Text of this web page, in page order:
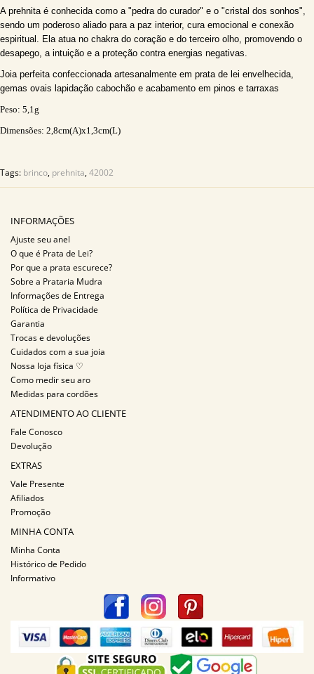
A prehnita é conhecida como a "pedra do curador" e o "cristal dos sonhos",
sendo um poderoso aliado para a paz interior, cura emocional e conexão
espiritual. Ela atua no chakra do coração e do terceiro olho, promovendo o
desapego, a intuição e a proteção contra energias negativas.
Joia perfeita confeccionada artesanalmente em prata de lei envelhecida,
gemas ovais lapidação cabochão e acabamento em pinos e tarraxas
Peso: 5,1g
Dimensões: 2,8cm(A)x1,3cm(L)
Tags: brinco, prehnita,42002
INFORMAÇÕES
Ajuste seu anel
O que é Prata de Lei?
Por que a prata escurece?
Sobre a Prataria Mudra
Informações de Entrega
Política de Privacidade
Garantia
Trocas e devoluções
Cuidados com a sua joia
Nossa loja física ♡
Como medir seu aro
Medidas para cordões
ATENDIMENTO AO CLIENTE
Fale Conosco
Devolução
EXTRAS
Vale Presente
Afiliados
Promoção
MINHA CONTA
Minha Conta
Histórico de Pedido
Informativo